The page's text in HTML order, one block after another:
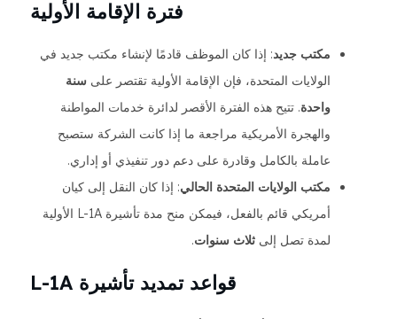
فترة الإقامة الأولية
مكتب جديد: إذا كان الموظف قادمًا لإنشاء مكتب جديد في
الولايات المتحدة، فإن الإقامة الأولية تقتصر على سنة
واحدة. تتيح هذه الفترة الأقصر لدائرة خدمات المواطنة
والهجرة الأمريكية مراجعة ما إذا كانت الشركة ستصبح
عاملة بالكامل وقادرة على دعم دور تنفيذي أو إداري.
مكتب الولايات المتحدة الحالي: إذا كان النقل إلى كيان
أمريكي قائم بالفعل، فيمكن منح مدة تأشيرة L-1A الأولية
لمدة تصل إلى ثلاث سنوات.
قواعد تمديد تأشيرة L-1A